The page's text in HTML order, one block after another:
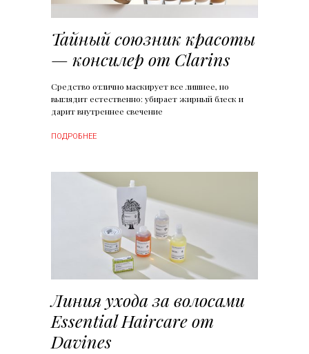
Тайный союзник красоты
— консилер от Clarins
Средство отлично маскирует все лишнее, но
выглядит естественно: убирает жирный блеск и
дарит внутреннее свечение
ПОДРОБНЕЕ
Линия ухода за волосами
Essential Haircare от
Davines